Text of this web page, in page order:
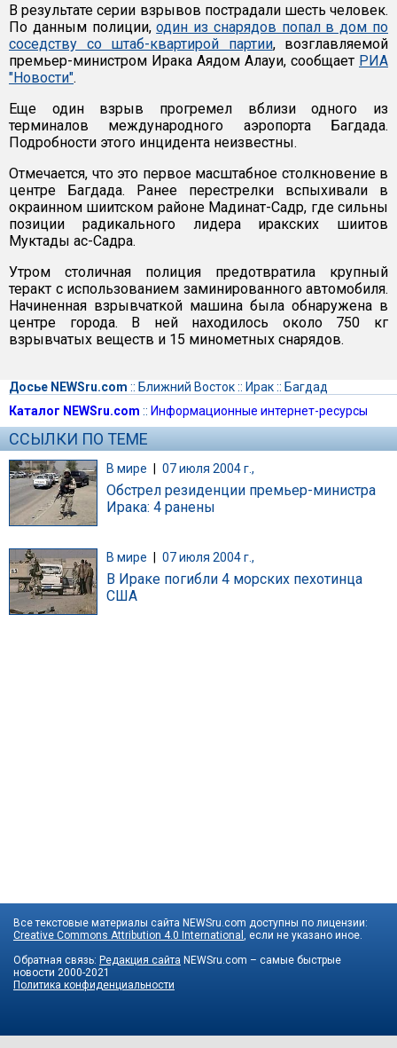
В результате серии взрывов пострадали шесть человек.
По данным полиции,один из снарядов попал в дом по
соседству со штаб-квартирой партии, возглавляемой
премьер-министром Ирака Аядом Алауи, сообщает РИА
"Новости".
Еще один взрыв прогремел вблизи одного из
терминалов международного аэропорта Багдада.
Подробности этого инцидента неизвестны.
Отмечается, что это первое масштабное столкновение в
центре Багдада. Ранее перестрелки вспыхивали в
окраинном шиитском районе Мадинат-Садр, где сильны
позиции радикального лидера иракских шиитов
Муктады ас-Садра.
Утром столичная полиция предотвратила крупный
теракт с использованием заминированного автомобиля.
Начиненная взрывчаткой машина была обнаружена в
центре города. В ней находилось около 750 кг
взрывчатых веществ и 15 минометных снарядов.
Досье NEWSru.com :: Ближний Восток:: Ирак:: Багдад
Каталог NEWSru.com :: Информационные интернет-ресурсы
ССЫЛКИ ПО ТЕМЕ
В мире | 07 июля 2004 г.,
Обстрел резиденции премьер-министра
Ирака: 4 ранены
В мире 07 июля 2004 г.,
В Ираке погибли 4 морских пехотинца
США
Все текстовые материалы сайта NEWSru.com доступны по лицензии:
Creative Commons Attribution 4.0 International , если не указано иное.
Обратная связь: Редакция сайта NEWSru.com – самые быстрые
новости 2000-2021
Политика конфиденциальности